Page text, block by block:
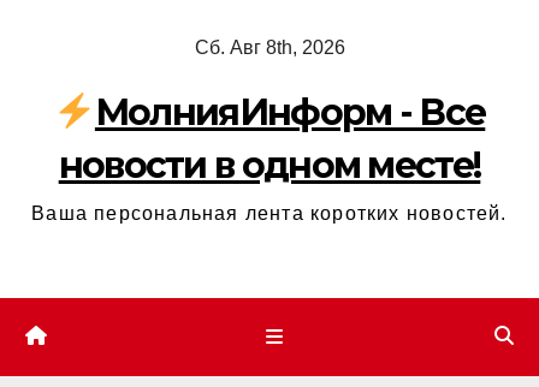
содержимому
Сб. Авг 8th, 2026
МолнияИнформ - Все
новости в одном месте!
Ваша персональная лента коротких новостей.